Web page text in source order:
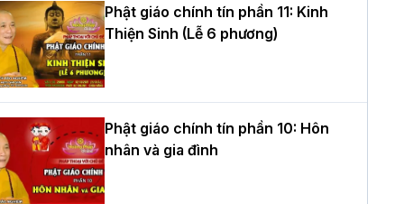
Thọ Lạc được suy cử làm tân
BTS GHPGVN tỉnh Nghệ An
thượng Thích Quảng Tùng tái đắc
Trưởng BTS GHPGVN thành phố Hải
Phật giáo chính tín phần 11: Kinh
Thiện Sinh (Lễ 6 phương)
Phật giáo chính tín phần 10: Hôn
nhân và gia đình